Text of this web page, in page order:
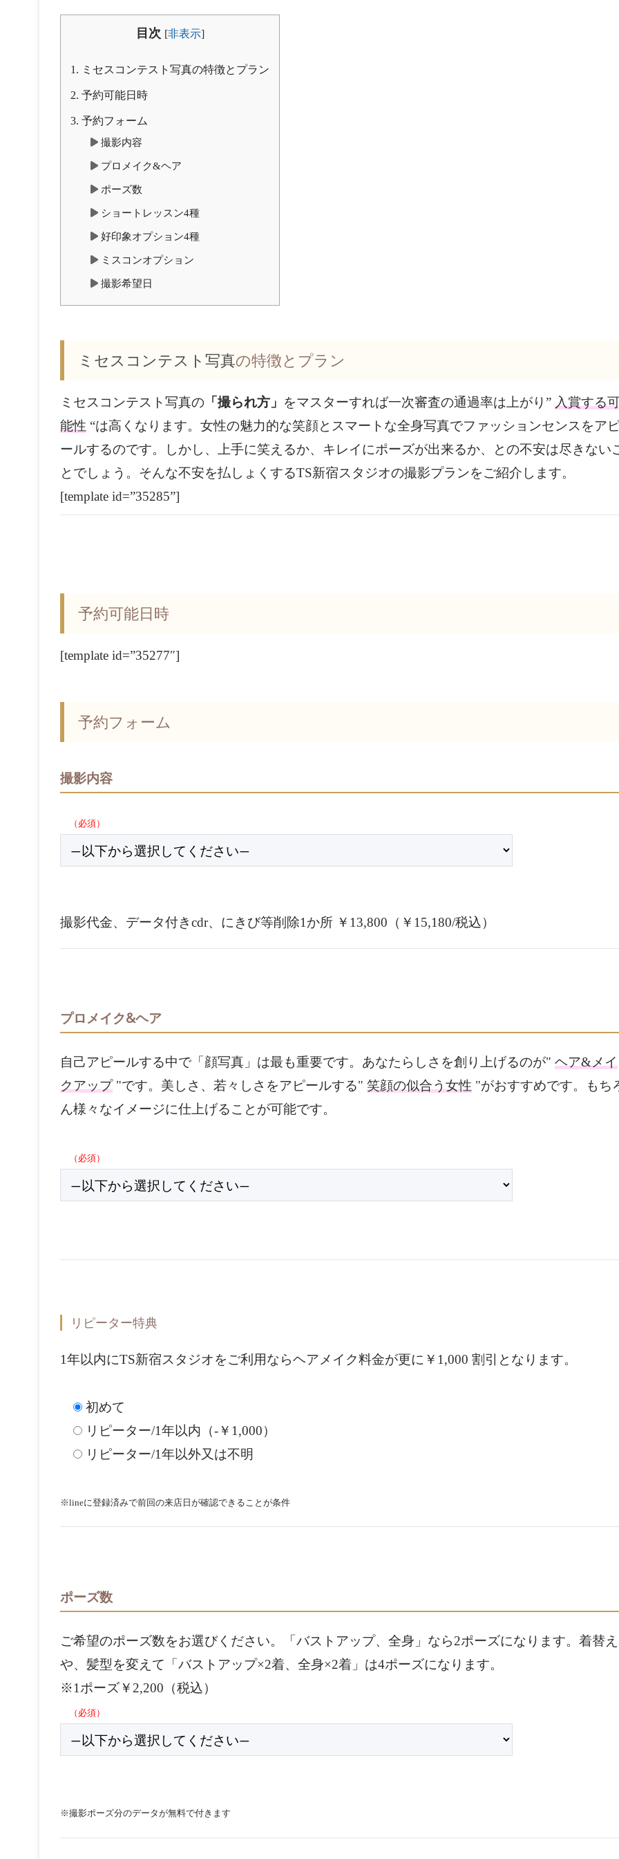
目次 [非表示]
1. ミセスコンテスト写真の特徴とプラン
2. 予約可能日時
3. 予約フォーム
撮影内容
プロメイク&ヘア
ポーズ数
ショートレッスン4種
好印象オプション4種
ミスコンオプション
撮影希望日
ミセスコンテスト写真の特徴とプラン
ミセスコンテスト写真の 「撮られ方」 をマスターすれば一次審査の通過率は上がり” 入賞する
能性 “は高くなります。女性の魅力的な笑顔とスマートな全身写真でファッションセンスをア
ールするのです。しかし、上手に笑えるか、キレイにポーズが出来るか、との不安は尽きない
とでしょう。そんな不安を払しょくするTS新宿スタジオの撮影プランをご紹介します。
[template id=”35285”]
予約可能日時
[template id=”35277″]
予約フォーム
撮影内容
（必須）
撮影代金、データ付きcdr、にきび等削除1か所 ￥13,800（￥15,180/税込）
プロメイク&ヘア
自己アピールする中で「顔写真」は最も重要です。あなたらしさを創り上げるのが" ヘア&メイ
クアップ"です。美しさ、若々しさをアピールする" 笑顔の似合う女性 "がおすすめです。もち
ん様々なイメージに仕上げることが可能です。
（必須）
リピーター特典
1年以内にTS新宿スタジオをご利用ならヘアメイク料金が更に￥1,000 割引となります。
初めて
リピーター/1年以内（-￥1,000）
リピーター/1年以外又は不明
※lineに登録済みで前回の来店日が確認できることが条件
ポーズ数
ご希望のポーズ数をお選びください。「バストアップ、全身」なら2ポーズになります。着替え
や、髪型を変えて「バストアップ×2着、全身×2着」は4ポーズになります。
※1ポーズ￥2,200（税込）
（必須）
※撮影ポーズ分のデータが無料で付きます